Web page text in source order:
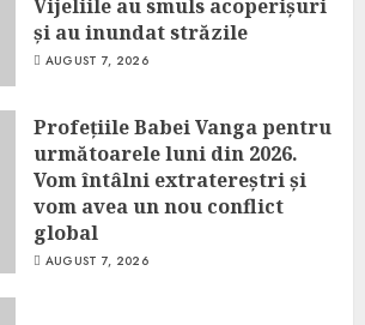
Vijeliile au smuls acoperișuri
și au inundat străzile
AUGUST 7, 2026
Profețiile Babei Vanga pentru
următoarele luni din 2026.
Vom întâlni extratereștri și
vom avea un nou conflict
global
AUGUST 7, 2026